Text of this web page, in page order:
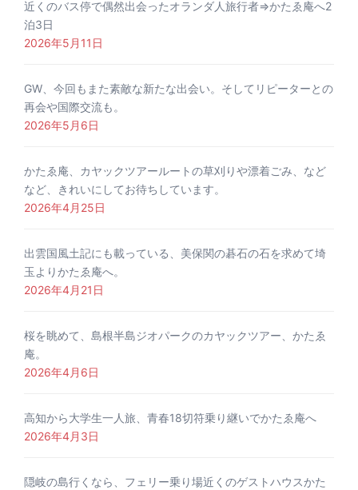
近くのバス停で偶然出会ったオランダ人旅行者⇒かたゑ庵へ2
泊3日
2026年5月11日
GW、今回もまた素敵な新たな出会い。そしてリピーターとの
再会や国際交流も。
2026年5月6日
かたゑ庵、カヤックツアールートの草刈りや漂着ごみ、など
など、きれいにしてお待ちしています。
2026年4月25日
出雲国風土記にも載っている、美保関の碁石の石を求めて埼
玉よりかたゑ庵へ。
2026年4月21日
桜を眺めて、島根半島ジオパークのカヤックツアー、かたゑ
庵。
2026年4月6日
高知から大学生一人旅、青春18切符乗り継いでかたゑ庵へ
2026年4月3日
隠岐の島行くなら、フェリー乗り場近くのゲストハウスかた